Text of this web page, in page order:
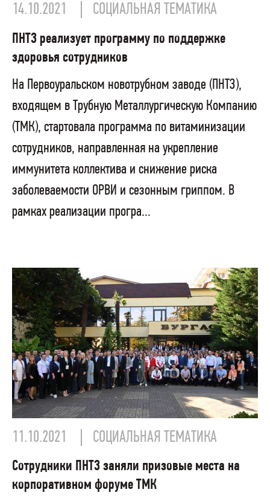
14.10.2021 СОЦИАЛЬНАЯ ТЕМАТИКА
ПНТЗ реализует программу по поддержке
здоровья сотрудников
На Первоуральском новотрубном заводе (ПНТЗ),
входящем в Трубную Металлургическую Компанию
(ТМК), стартовала программа по витаминизации
сотрудников, направленная на укрепление
иммунитета коллектива и снижение риска
заболеваемости ОРВИ и сезонным гриппом. В
рамках реализации програ...
11.10.2021 СОЦИАЛЬНАЯ ТЕМАТИКА
Сотрудники ПНТЗ заняли призовые места на
корпоративном форуме ТМК